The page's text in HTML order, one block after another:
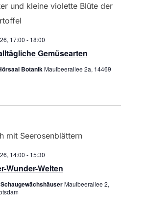
Gemüsearten
17:00 - 18:00
BotanikMaulbeerallee 2a, 14469
Wunder-Welten
14:00 - 15:30
Maulbeerallee 2,